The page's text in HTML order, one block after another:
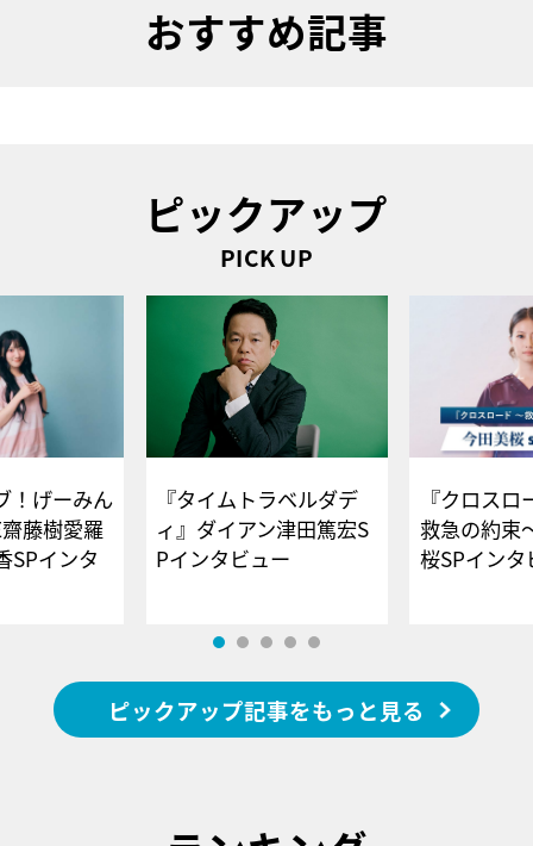
おすすめ記事
ピックアップ
PICK UP
！げーみん
藤樹愛羅
SPインタ
『タイムトラベルダデ
ィ』ダイアン津田篤宏S
Pインタビュー
『クロス
救急の約束
桜SPイ
ピックアップ記事をもっと見る